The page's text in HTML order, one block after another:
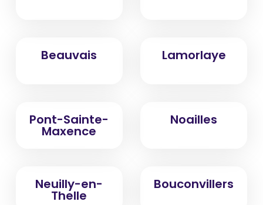
Beauvais Lamorlaye
Pont-Sainte-
Maxence
Noailles
Neuilly-en-
Thelle
Bouconvillers